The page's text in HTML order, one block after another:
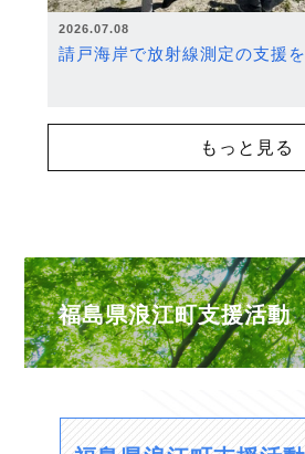
2026.07.08
請戸海岸で放射線測定の支援を
もっと見る
福島県浪江町支援活動